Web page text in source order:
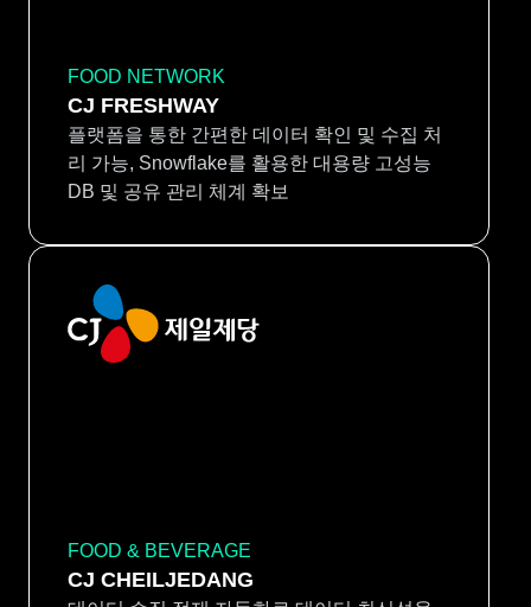
FOOD NETWORK
CJ FRESHWAY
플랫폼을 통한 간편한 데이터 확인 및 수집 처
리 가능, Snowflake를 활용한 대용량 고성능
DB 및 공유 관리 체계 확보
FOOD & BEVERAGE
CJ CHEILJEDANG